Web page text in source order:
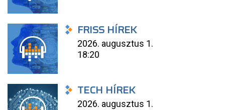
FRISS HÍREK
2026. augusztus 1.
18:20
TECH HÍREK
2026. augusztus 1.